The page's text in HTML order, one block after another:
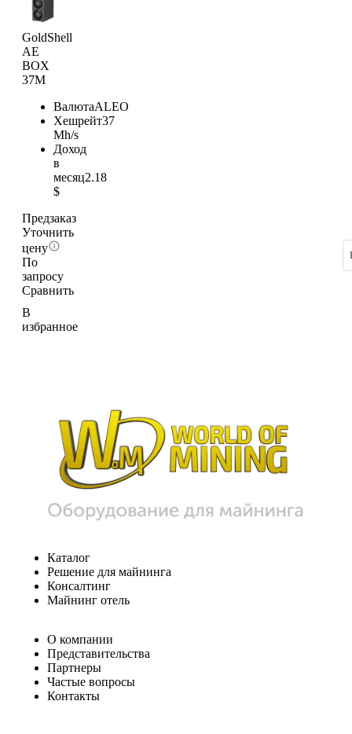
GoldShell
AE
BOX
37M
ВалютаALEO
Хешрейт37
Mh/s
Доход
в
месяц2.18
$
Предзаказ
Уточнить
цену
По
запросу
Сравнить
В
избранное
Каталог
Решение для майнинга
Консалтинг
Майнинг отель
О компании
Представительства
Партнеры
Частые вопросы
Контакты